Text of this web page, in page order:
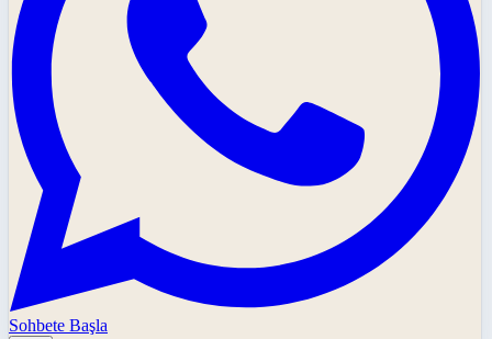
Sohbete Başla